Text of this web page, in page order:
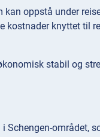
kan oppstå under
kostnader knyttet til
stabil og
Schengen-området,